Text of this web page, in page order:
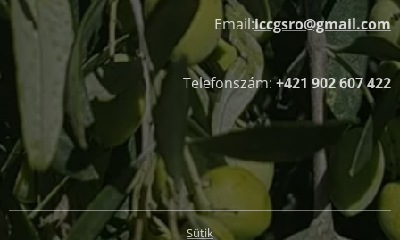
Email:iccgsro@gmail.com
Telefonszám:+421 902 607 422
Sütik